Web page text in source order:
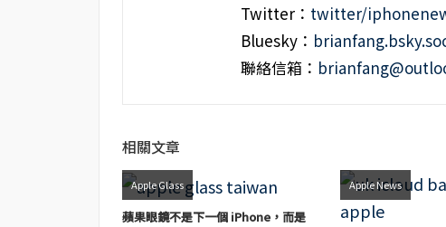
Twitter： twitter/
Bluesky：
聯絡信箱：
相關文章
Apple Glass
蘋果眼鏡不是下一個 iPhone，而是
Apple News